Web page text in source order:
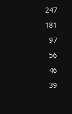
247
181
97
56
46
39